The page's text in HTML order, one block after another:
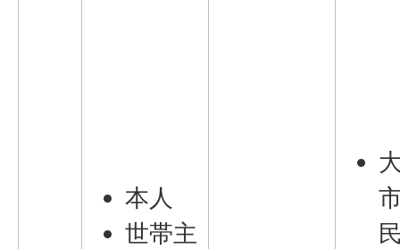
本人
世帯主